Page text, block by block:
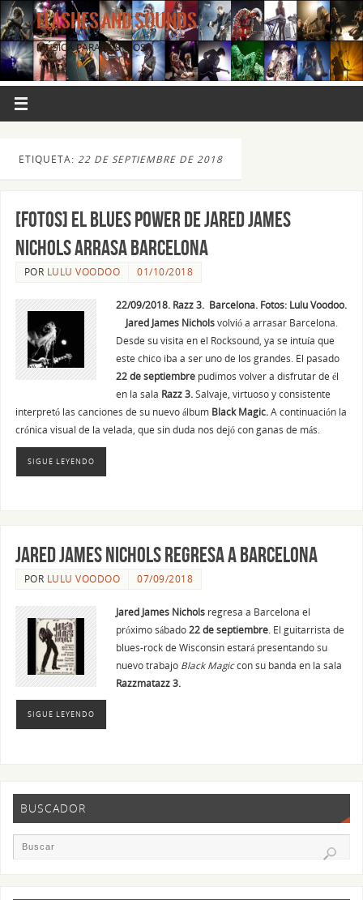
FLASHES AND SOUNDS
MÚSICA PARA LOS OJOS.
ETIQUETA: 22 DE SEPTIEMBRE DE 2018
[FOTOS] El Blues Power de Jared James
Nichols arrasa Barcelona
POR LULU VOODOO 01/10/2018
22/09/2018. Razz 3. Barcelona. Fotos: Lulu Voodoo.
Jared James Nicholsvolvió a arrasar Barcelona.
Desde su visita en el Rocksound, ya se intuía que
este chico iba a ser uno de los grandes. El pasado
22 de septiembrepudimos volver a disfrutar de él
en la sala Razz 3.Salvaje, virtuoso y consistente
interpretó las canciones de su nuevo álbum Black Magic.A continuación la
crónica visual de la velada, que sin duda nos dejó con ganas de más.
SIGUE LEYENDO
Jared James Nichols regresa a Barcelona
POR LULU VOODOO 07/09/2018
Jared James Nicholsregresa a Barcelona el
próximo sábado22 de septiembre. El guitarrista de
blues-rock de Wisconsin estará presentando su
nuevo trabajo Black Magiccon su banda en la sala
Razzmatazz 3.
SIGUE LEYENDO
BUSCADOR